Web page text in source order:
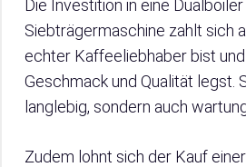
Die Investition in eine Dualboiler
Siebträgermaschine zahlt sich
echter Kaffeeliebhaber bist
Geschmack und Qualität legst.
langlebig, sondern auch
Zudem lohnt sich der Kauf